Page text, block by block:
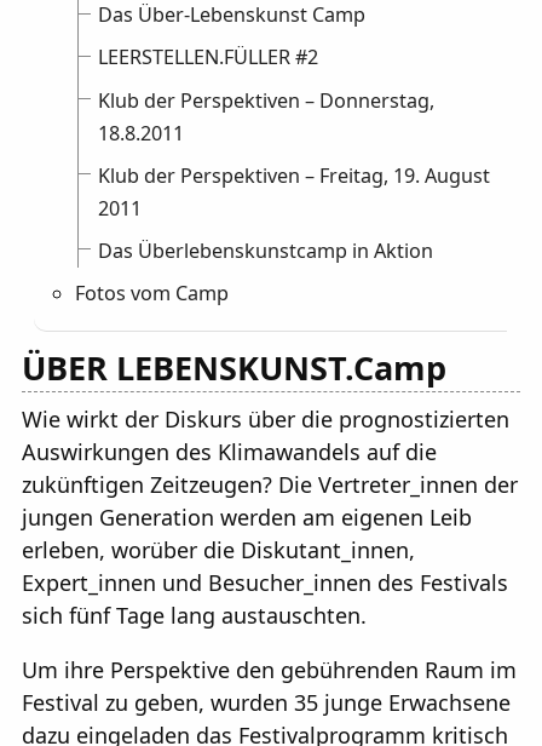
Das Über-Lebenskunst Camp
LEERSTELLEN.FÜLLER #2
Klub der Perspektiven – Donnerstag,
18.8.2011
Klub der Perspektiven – Freitag, 19. August
2011
Das Überlebenskunstcamp in Aktion
Fotos vom Camp
ÜBER LEBENSKUNST.Camp
Wie wirkt der Diskurs über die prognostizierten
Auswirkungen des Klimawandels auf die
zukünftigen Zeitzeugen? Die Vertreter_innen der
jungen Generation werden am eigenen Leib
erleben, worüber die Diskutant_innen,
Expert_innen und Besucher_innen des Festivals
sich fünf Tage lang austauschten.
Um ihre Perspektive den gebührenden Raum im
Festival zu geben, wurden 35 junge Erwachsene
dazu eingeladen das Festivalprogramm kritisch